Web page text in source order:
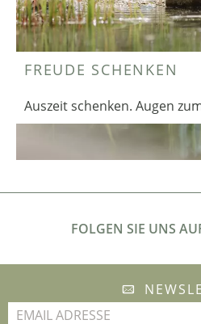
FREUDE SCHENKEN
Auszeit schenken. Augen
FOLGEN SIE UNS